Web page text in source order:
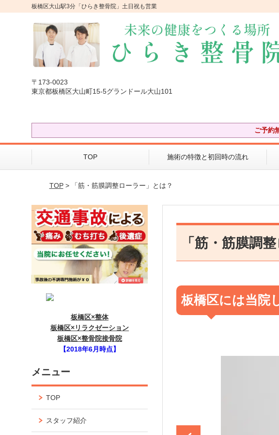
板橋区大山駅3分「ひらき整骨院」土日祝も営業
〒173-0023
東京都板橋区大山町15-5グランドール大山101
ご予約
TOP 施術の特徴と初回時の流れ
TOP> 「筋・筋膜調整ローラー」とは？
「筋・筋膜調
板橋区には当院
板橋区×整体
板橋区×リラクゼーション
板橋区×整骨院接骨院
【2018年6月時点】
メニュー
TOP
スタッフ紹介